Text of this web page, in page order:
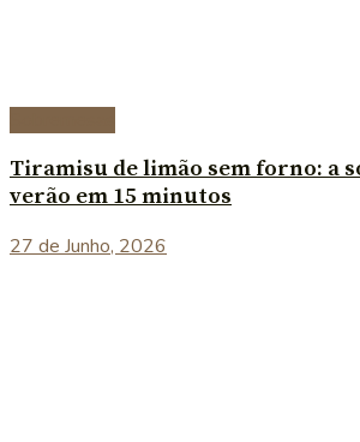
Tiramisu de limão sem forno: a
verão em 15 minutos
27 de Junho, 2026